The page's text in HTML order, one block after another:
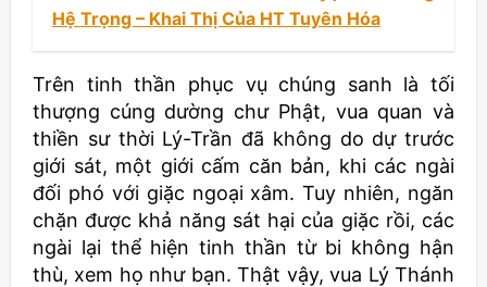
Hệ Trọng – Khai Thị Của HT Tuyên Hóa
Trên tinh thần phục vụ chúng sanh là tối
thượng cúng dường chư Phật, vua quan và
thiền sư thời Lý-Trần đã không do dự trước
giới sát, một giới cấm căn bản, khi các ngài
đối phó với giặc ngoại xâm. Tuy nhiên, ngăn
chặn được khả năng sát hại của giặc rồi, các
ngài lại thể hiện tinh thần từ bi không hận
thù, xem họ như bạn. Thật vậy, vua Lý Thánh